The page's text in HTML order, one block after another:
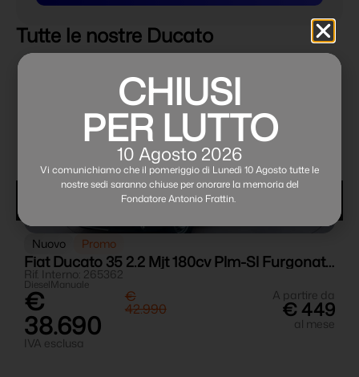
Tutte le nostre Ducato
Nuovo Promo
Fiat Ducato 35 2.2 Mjt 180cv Plm-Sl Furgonato Maxi Con Sponda Elettroidraulica
Rif. Interno: 265362
DieselManuale
€
38.690
€
42.990
IVA esclusa
A partire da
€ 449
al mese
CHIUSI
PER LUTTO
10 Agosto 2026
Vi comunichiamo che il pomeriggio di Lunedì 10 Agosto tutte le
nostre sedi saranno chiuse per onorare la memoria del
Fondatore Antonio Frattin.